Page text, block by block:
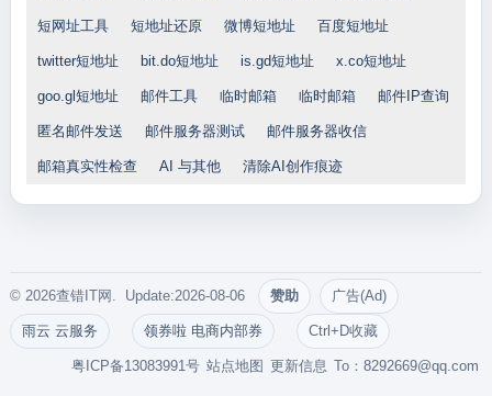
短网址工具 短地址还原 微博短地址 百度短地址
twitter短地址 bit.do短地址 is.gd短地址 x.co短地址
goo.gl短地址 邮件工具 临时邮箱 临时邮箱 邮件IP查询
匿名邮件发送 邮件服务器测试 邮件服务器收信
邮箱真实性检查 AI 与其他 清除AI创作痕迹
© 2026查错IT网. Update:2026-08-06 赞助 广告(Ad)
雨云 云服务 领券啦 电商内部券 Ctrl+D收藏
To：8292669@qq.com
更新信息
站点地图
粤ICP备13083991号